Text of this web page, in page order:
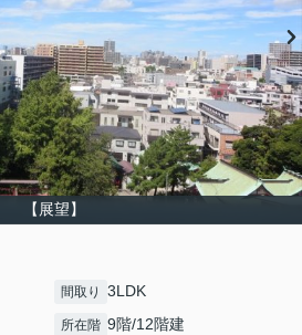
【展望】
間取り 3LDK
所在階 9階/12階建